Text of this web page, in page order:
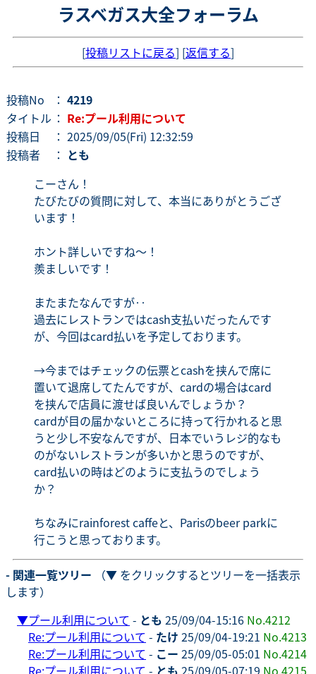
ラスベガス大全フォーラム
[投稿リストに戻る] [返信する]
投稿No ： 4219
タイトル ： Re:プール利用について
投稿日
： 2025/09/05(Fri) 12:32:59
投稿者
： とも
こーさん！
たびたびの質問に対して、本当にありがとうござ
います！
ホント詳しいですね〜！
羨ましいです！
またまたなんですが‥
過去にレストランではcash支払いだったんです
が、今回はcard払いを予定しております。
→今まではチェックの伝票とcashを挟んで席に
置いて退席してたんですが、cardの場合はcard
を挟んで店員に渡せば良いんでしょうか？
cardが目の届かないところに持って行かれると思
うと少し不安なんですが、日本でいうレジ的なも
のがないレストランが多いかと思うのですが、
card払いの時はどのように支払うのでしょう
か？
ちなみにrainforest caffeと、Parisのbeer parkに
行こうと思っております。
- 関連一覧ツリー （▼ をクリックするとツリーを一括表示
します）
▼プール利用について - とも 25/09/04-15:16 No.4212
Re:プール利用について - たけ 25/09/04-19:21 No.4213
Re:プール利用について - こー 25/09/05-05:01 No.4214
Re:プール利用について - とも 25/09/05-07:19 No.4215